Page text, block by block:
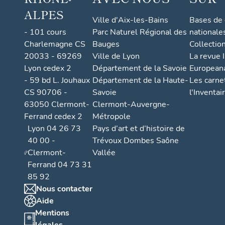
ALPES
- 101 cours
Charlemagne CS
20033 - 69269
Lyon cedex 2
- 59 bd L. Jouhaux
CS 90706 -
63050 Clermont-
Ferrand cedex 2
Lyon 04 26 73
40 00 -
Clermont-
Ferrand 04 73 31
85 92
Nous contacter
Aide
Mentions
Ville d'Aix-les-Bains
Parc Naturel Régional des
Bauges
Ville de Lyon
Département de la Savoie
Département de la Haute-
Savoie
Clermont-Auvergne-
Métropole
Pays d’art et d’histoire de
Trévoux Dombes Saône
Vallée
Bases
La revue
Les